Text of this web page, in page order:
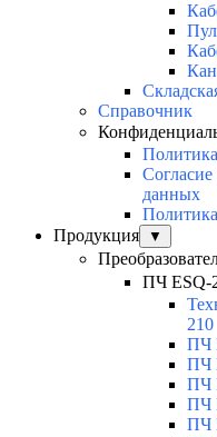
Справочник
данных
Продукция
▼
ПЧ ESQ-
210
ПЧ
ПЧ
ПЧ
ПЧ
ПЧ